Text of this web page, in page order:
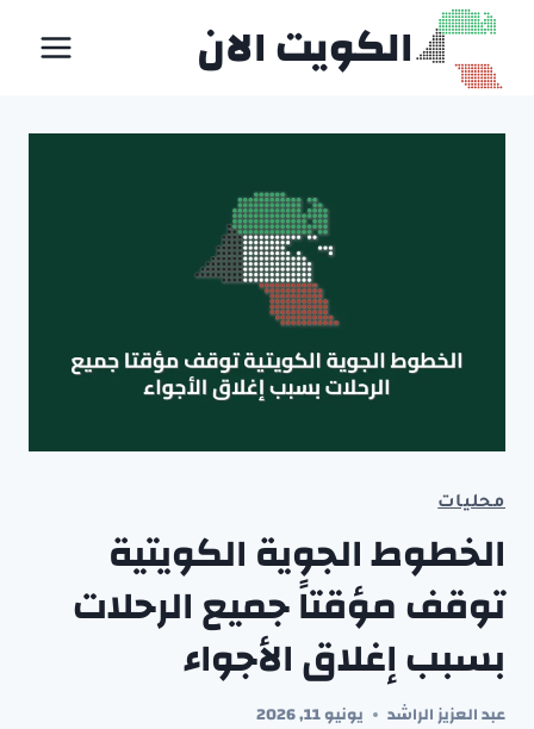
التجاوز
المحتوى
الكويت الان
محليات
الخطوط الجوية الكويتية
توقف مؤقتاً جميع الرحلات
بسبب إغلاق الأجواء
عبد العزيز الراشد يونيو 11, 2026